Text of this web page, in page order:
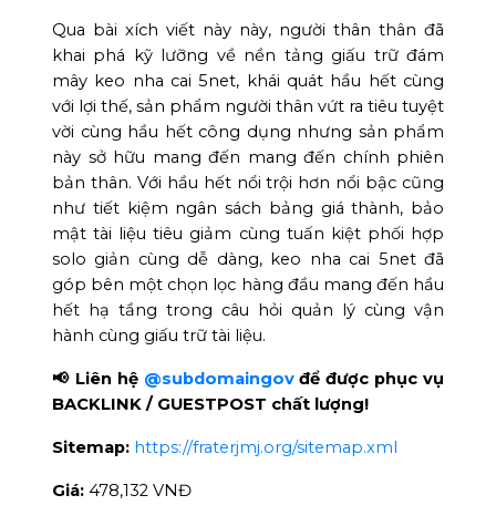
Qua bài xích viết này này, người thân thân đã
khai phá kỹ lưỡng về nền tảng giấu trữ đám
mây keo nha cai 5net, khái quát hầu hết cùng
với lợi thế, sản phẩm người thân vứt ra tiêu tuyệt
vời cùng hầu hết công dụng nhưng sản phẩm
này sở hữu mang đến mang đến chính phiên
bản thân. Với hầu hết nổi trội hơn nổi bậc cũng
như tiết kiệm ngân sách bảng giá thành, bảo
mật tài liệu tiêu giảm cùng tuấn kiệt phối hợp
solo giản cùng dễ dàng, keo nha cai 5net đã
góp bên một chọn lọc hàng đầu mang đến hầu
hết hạ tầng trong câu hỏi quản lý cùng vận
hành cùng giấu trữ tài liệu.
📢 Liên hệ @subdomaingovđể được phục vụ
BACKLINK / GUESTPOST chất lượng!
Sitemap: https://fraterjmj.org/sitemap.xml
Giá: 478,132 VNĐ